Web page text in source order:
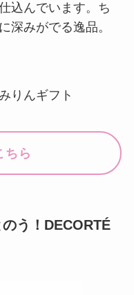
込んでいます。ち
深みがでる逸品。
りんギフト
ちら
う！DECORTÉ